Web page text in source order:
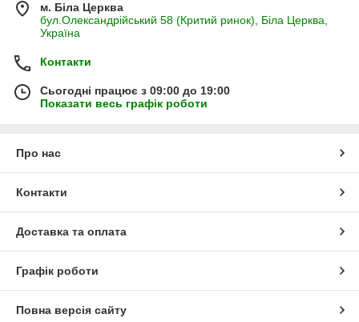
м. Біла Церква
бул.Олександрійський 58 (Критий ринок), Біла Церква,
Україна
Контакти
Сьогодні працює з 09:00 до 19:00
Показати весь графік роботи
Про нас
Контакти
Доставка та оплата
Графік роботи
Повна версія сайту